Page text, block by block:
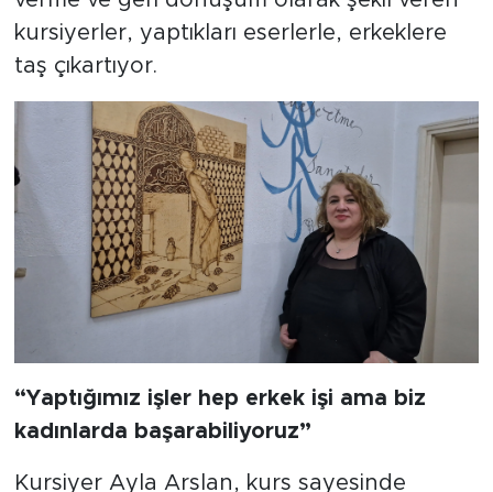
kursiyerler, yaptıkları eserlerle, erkeklere
taş çıkartıyor.
“Yaptığımız işler hep erkek işi ama biz
kadınlarda başarabiliyoruz”
Kursiyer Ayla Arslan, kurs sayesinde